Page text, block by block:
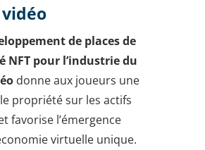
vidéo
de places de
NFT pour l’industrie du
donne aux joueurs une
propriété sur les actifs
favorise l’émergence
virtuelle unique.